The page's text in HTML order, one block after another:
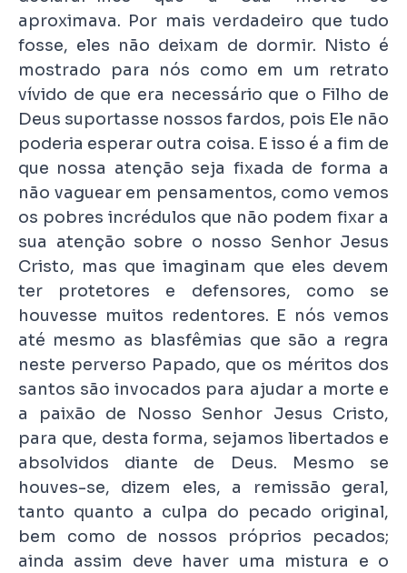
aproximava. Por mais verdadeiro que tudo
fosse, eles não deixam de dormir. Nisto é
mostrado para nós como em um retrato
vívido de que era necessário que o Filho de
Deus suportasse nossos fardos, pois Ele não
poderia esperar outra coisa. E isso é a fim de
que nossa atenção seja fixada de forma a
não vaguear em pensamentos, como vemos
os pobres incrédulos que não podem fixar a
sua atenção sobre o nosso Senhor Jesus
Cristo, mas que imaginam que eles devem
ter protetores e defensores, como se
houvesse muitos redentores. E nós vemos
até mesmo as blasfêmias que são a regra
neste perverso Papado, que os méritos dos
santos são invocados para ajudar a morte e
a paixão de Nosso Senhor Jesus Cristo,
para que, desta forma, sejamos libertados e
absolvidos diante de Deus. Mesmo se
houves-se, dizem eles, a remissão geral,
tanto quanto a culpa do pecado original,
bem como de nossos próprios pecados;
ainda assim deve haver uma mistura e o